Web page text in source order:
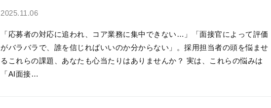
2025.11.06
「応募者の対応に追われ、コア業務に集中できない…」「面接官によって評価
がバラバラで、誰を信じればいいのか分からない」。採用担当者の頭を悩ませ
るこれらの課題、あなたも心当たりはありませんか？ 実は、これらの悩みは
「AI面接…